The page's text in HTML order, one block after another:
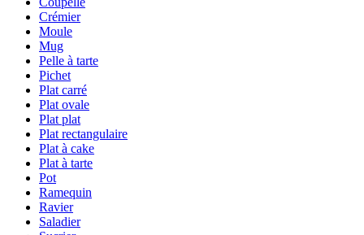
Crémier
Moule
Mug
Pelle à tarte
Pichet
Plat carré
Plat ovale
Plat plat
Plat rectangulaire
Plat à cake
Plat à tarte
Pot
Ramequin
Ravier
Saladier